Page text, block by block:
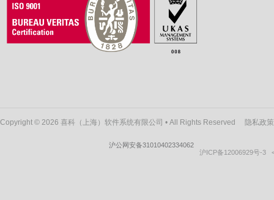
Copyright © 2026 喜科（上海）软件系统有限公司 • All Rights Reserved 隐私政策
沪ICP备12006929号-3
沪公网安备31010402334062